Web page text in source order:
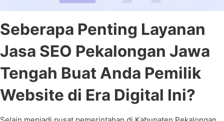
Seberapa Penting Layanan
Jasa SEO Pekalongan Jawa
Tengah Buat Anda Pemilik
Website di Era Digital Ini?